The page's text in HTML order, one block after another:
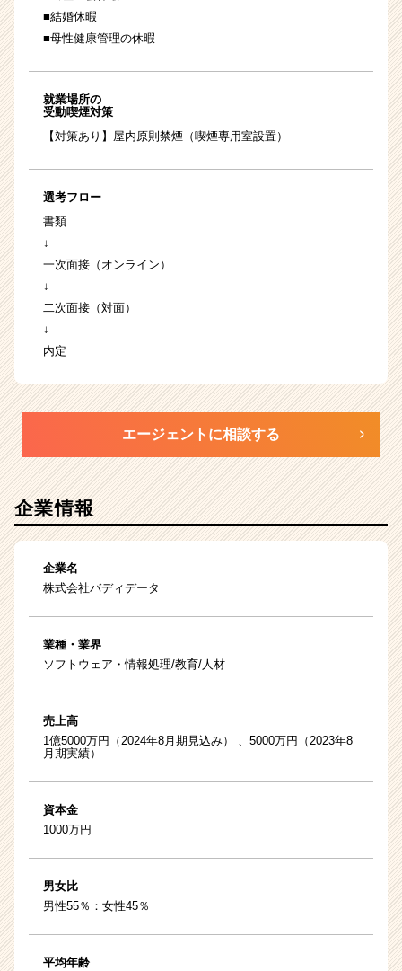
■結婚休暇
■母性健康管理の休暇
就業場所の
受動喫煙対策
【対策あり】屋内原則禁煙（喫煙専用室設置）
選考フロー
書類
↓
一次面接（オンライン）
↓
二次面接（対面）
↓
内定
エージェントに相談する
企業情報
企業名
株式会社バディデータ
業種・業界
ソフトウェア・情報処理/教育/人材
売上高
1億5000万円（2024年8月期見込み） 、5000万円（2023年8
月期実績）
資本金
1000万円
男女比
男性55％：女性45％
平均年齢